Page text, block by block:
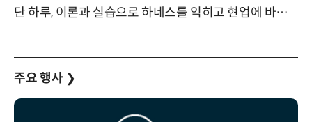
단 하루, 이론과 실습으로 하네스를 익히고 현업에 바로 쓰는 핸즈온 워크숍 (8/20)
주요 행사 ❯